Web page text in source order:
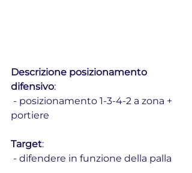
Descrizione posizionamento
difensivo:
portiere
Target:
- difendere in funzione della palla